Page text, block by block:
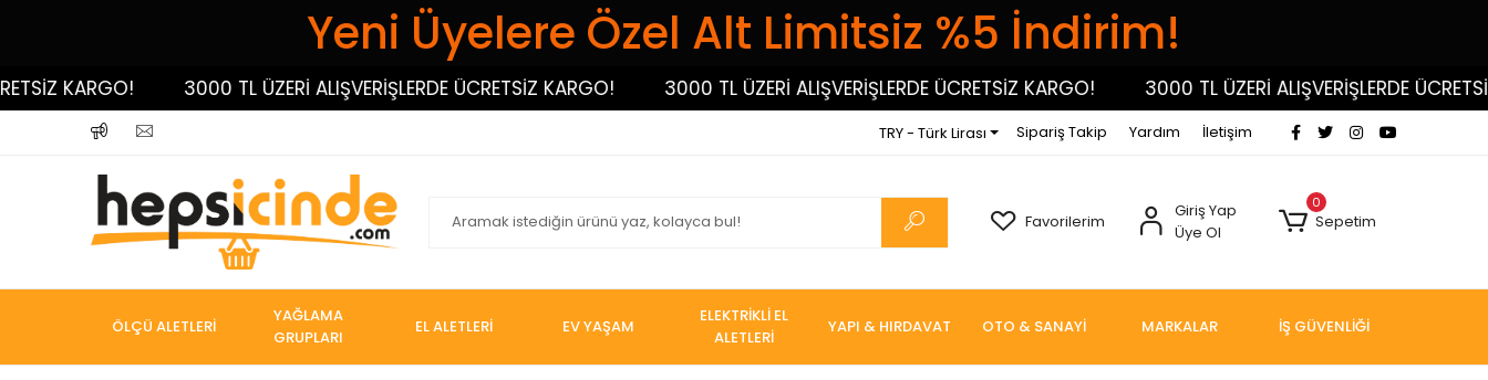
Yeni Üyelere Özel Alt Limitsiz %5 İndirim!
KARGO! 3000 TL ÜZERİ ALIŞVERİŞLERDE ÜCRETSİZ KARGO! 3000 TL ÜZERİ ALIŞVERİŞLERDE ÜCRETSİZ KARGO! 3000 TL ÜZERİ ALIŞVERİŞLERDE ÜCRETSİZ
TRY - Türk Lirası Sipariş Takip Yardım İletişim
Favorilerim
Giriş Yap
Üye Ol
0
Sepetim
ÖLÇÜ ALETLERİ
YAĞLAMA
GRUPLARI
EL ALETLERİ EV YAŞAM
ELEKTRİKLİ EL
ALETLERİ
YAPI & HIRDAVAT OTO & SANAYİ MARKALAR İŞ GÜVENLİĞİ